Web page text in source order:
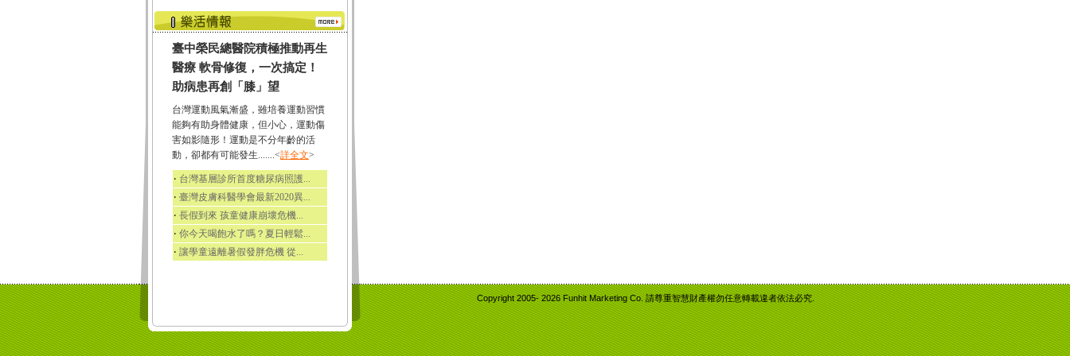
臺中榮民總醫院積極推動再生
醫療 軟骨修復，一次搞定！
助病患再創「膝」望
台灣運動風氣漸盛，雖培養運動習慣
能夠有助身體健康，但小心，運動傷
害如影隨形！運動是不分年齡的活
動，卻都有可能發生.......<詳全文>
‧ 台灣基層診所首度糖尿病照護...
‧ 臺灣皮膚科醫學會最新2020異...
‧ 長假到來 孩童健康崩壞危機...
‧ 你今天喝飽水了嗎？夏日輕鬆...
‧ 讓學童遠離暑假發胖危機 從...
Copyright 2005-2026 Funhit Marketing Co. 請尊重智慧財產權勿任意轉載違者依法必究.